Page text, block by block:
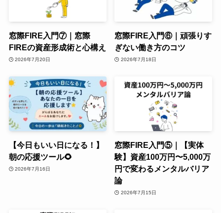
窓際FIRE入門⑦｜窓際
FIREの資産形成術と心構え
2026年7月20日
窓際FIRE入門⑥｜頑張りす
ぎない働き方のコツ
2026年7月18日
【今日もいい日になる！】
朝の応援ツール🌻
2026年7月16日
窓際FIRE入門⑤｜【実体
験】資産100万円〜5,000万
円で変わるメンタルバリア
論
2026年7月15日